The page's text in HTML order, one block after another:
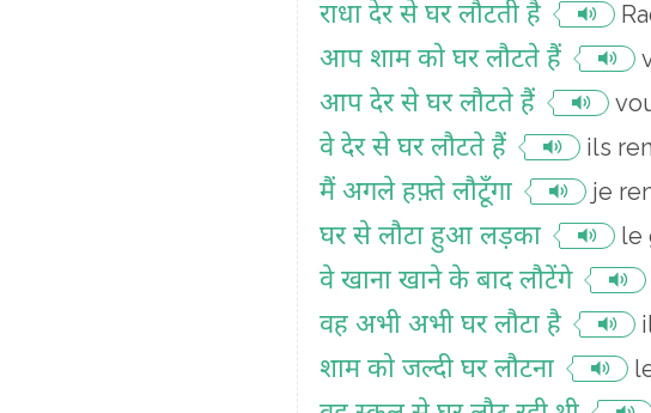
राधा देर से घर लौटती है
आप शाम को घर लौटते हैं
आप देर से घर लौटते हैं
वे देर से घर लौटते हैं ils
मैं अगले हफ़्ते लौटूँगा je
घर से लौटा हुआ लड़का le
वे खाना खाने के बाद लौटेंगे
वह अभी अभी घर लौटा है
शाम को जल्दी घर लौटना